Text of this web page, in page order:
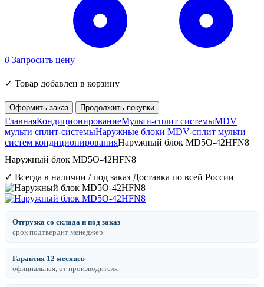
0 Запросить цену
✓ Товар добавлен в корзину
Оформить заказ Продолжить покупки
ГлавнаяКондиционированиеМульти-сплит системыMDV
мульти сплит-системыНаружные блоки MDV-сплит мульти
систем кондиционированияНаружный блок MD5O-42HFN8
Наружный блок MD5O-42HFN8
✓ Всегда в наличии / под заказ Доставка по всей России
Отгрузка со склада и под заказ
срок подтвердит менеджер
Гарантия 12 месяцев
официальная, от производителя